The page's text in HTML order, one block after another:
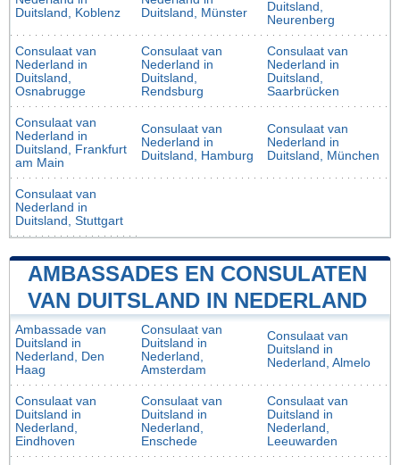
Duitsland, Koblenz
Duitsland, Münster
Duitsland,
Neurenberg
Consulaat van
Nederland in
Duitsland,
Osnabrugge
Consulaat van
Nederland in
Duitsland,
Rendsburg
Consulaat van
Nederland in
Duitsland,
Saarbrücken
Consulaat van
Nederland in
Duitsland, Frankfurt
am Main
Consulaat van
Nederland in
Duitsland, Hamburg
Consulaat van
Nederland in
Duitsland, München
Consulaat van
Nederland in
Duitsland, Stuttgart
AMBASSADES EN CONSULATEN
VAN DUITSLAND IN NEDERLAND
Ambassade van
Duitsland in
Nederland, Den
Haag
Consulaat van
Duitsland in
Nederland,
Amsterdam
Consulaat van
Duitsland in
Nederland, Almelo
Consulaat van
Duitsland in
Nederland,
Eindhoven
Consulaat van
Duitsland in
Nederland,
Enschede
Consulaat van
Duitsland in
Nederland,
Leeuwarden